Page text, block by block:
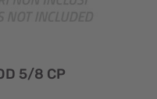
5/8 CP